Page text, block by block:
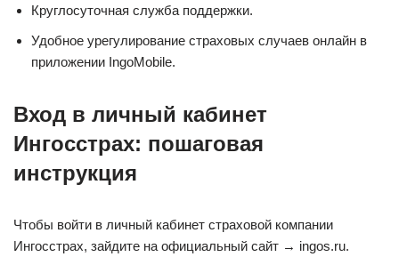
Круглосуточная служба поддержки.
Удобное урегулирование страховых случаев онлайн в
приложении IngoMobile.
Вход в личный кабинет
Ингосстрах: пошаговая
инструкция
Чтобы войти в личный кабинет страховой компании
Ингосстрах, зайдите на официальный сайт → ingos.ru.